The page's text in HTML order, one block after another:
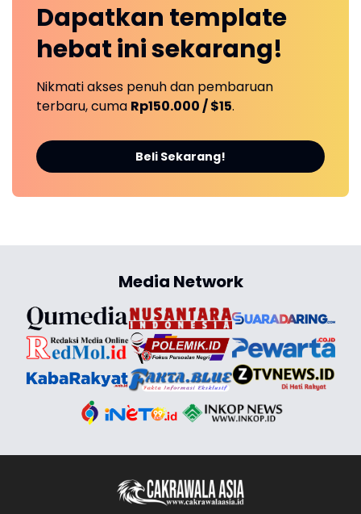
Dapatkan template
hebat inisekarang!
Nikmati akses penuh dan pembaruan
terbaru, cuma Rp150.000 / $15.
Beli Sekarang!
Media Network